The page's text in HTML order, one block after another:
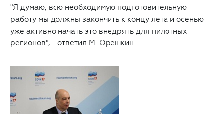
"Я думаю, всю необходимую подготовительную
работу мы должны закончить к концу лета и осенью
уже активно начать это внедрять для пилотных
регионов", - ответил М. Орешкин.